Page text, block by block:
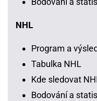
NHL
Program a
Tabulka NHL
Kde sledovat
Bodování a